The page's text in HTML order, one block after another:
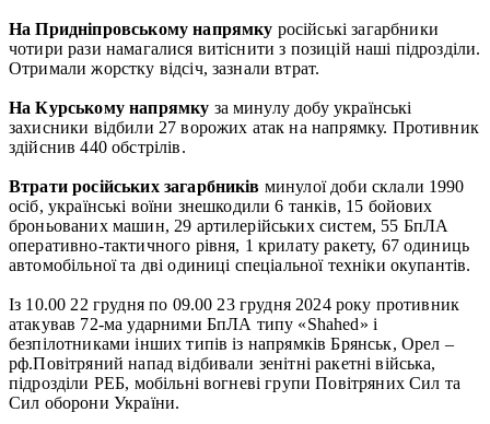
На Придніпровському напрямку російські загарбники
чотири рази намагалися витіснити з позицій наші підрозділи.
Отримали жорстку відсіч, зазнали втрат.
На Курському напрямку за минулу добу українські
захисники відбили 27 ворожих атак на напрямку. Противник
здійснив 440 обстрілів.
Втрати російських загарбників минулої доби склали 1990
осіб, українські воїни знешкодили 6 танків, 15 бойових
броньованих машин, 29 артилерійських систем, 55 БпЛА
оперативно-тактичного рівня, 1 крилату ракету, 67 одиниць
автомобільної та дві одиниці спеціальної техніки окупантів.
Із 10.00 22 грудня по 09.00 23 грудня 2024 року противник
атакував 72-ма ударними БпЛА типу «Shahed» і
безпілотниками інших типів із напрямків Брянськ, Орел –
рф.Повітряний напад відбивали зенітні ракетні війська,
підрозділи РЕБ, мобільні вогневі групи Повітряних Сил та
Сил оборони України.